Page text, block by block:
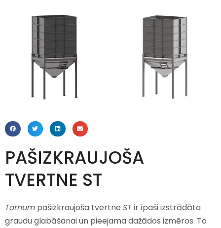
PAŠIZKRAUJOŠA
TVERTNE ST
Tornum pašizkraujoša tvertne STir īpaši izstrādāta
graudu glabāšanai un pieejama dažādos izmēros. To